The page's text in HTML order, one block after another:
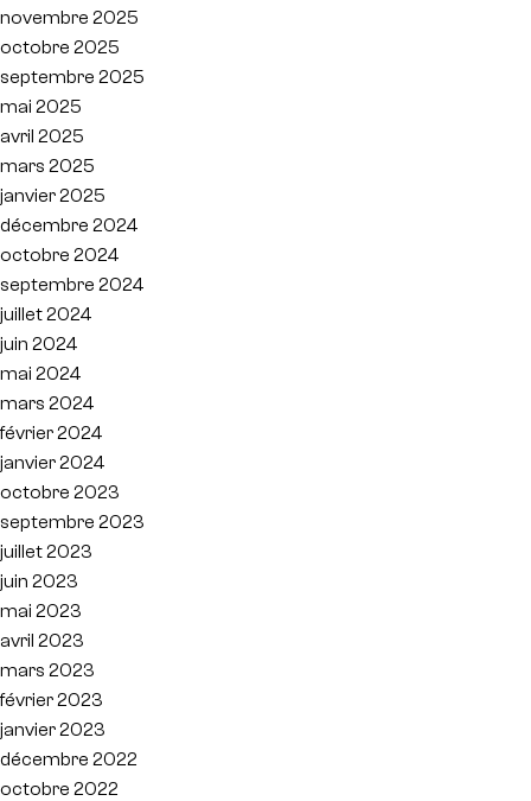
novembre 2025
octobre 2025
septembre 2025
mai 2025
avril 2025
mars 2025
janvier 2025
décembre 2024
octobre 2024
septembre 2024
juillet 2024
juin 2024
mai 2024
mars 2024
février 2024
janvier 2024
octobre 2023
septembre 2023
juillet 2023
juin 2023
mai 2023
avril 2023
mars 2023
février 2023
janvier 2023
décembre 2022
octobre 2022